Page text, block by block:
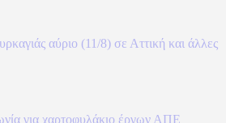
αύριο (11/8) σε Αττική και άλλες
για χαρτοφυλάκιο έργων ΑΠΕ